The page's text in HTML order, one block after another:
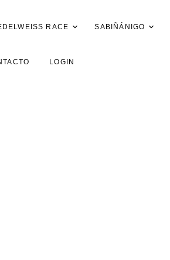
RACE SABIÑÁNIGO
LOGIN